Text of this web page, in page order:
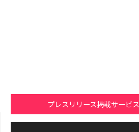
プレスリリース掲載サービス